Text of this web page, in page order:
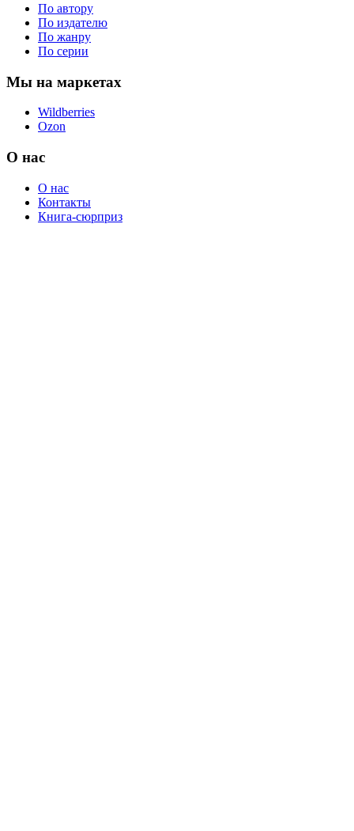
По автору
По издателю
По жанру
По серии
Мы на маркетах
Wildberries
Ozon
О нас
О нас
Контакты
Книга-сюрприз